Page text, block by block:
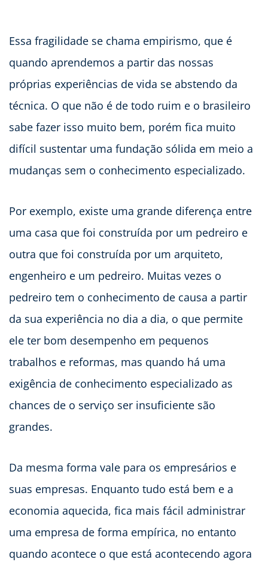
Essa fragilidade se chama empirismo, que é
quando aprendemos a partir das nossas
próprias experiências de vida se abstendo da
técnica. O que não é de todo ruim e o brasileiro
sabe fazer isso muito bem, porém fica muito
difícil sustentar uma fundação sólida em meio a
mudanças sem o conhecimento especializado.
Por exemplo, existe uma grande diferença entre
uma casa que foi construída por um pedreiro e
outra que foi construída por um arquiteto,
engenheiro e um pedreiro. Muitas vezes o
pedreiro tem o conhecimento de causa a partir
da sua experiência no dia a dia, o que permite
ele ter bom desempenho em pequenos
trabalhos e reformas, mas quando há uma
exigência de conhecimento especializado as
chances de o serviço ser insuficiente são
grandes.
Da mesma forma vale para os empresários e
suas empresas. Enquanto tudo está bem e a
economia aquecida, fica mais fácil administrar
uma empresa de forma empírica, no entanto
quando acontece o que está acontecendo agora